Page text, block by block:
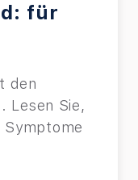
für
den
Lesen Sie,
Symptome